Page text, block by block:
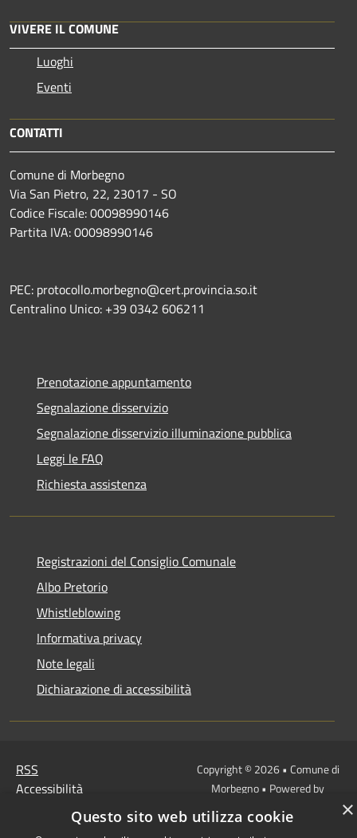
VIVERE IL COMUNE
Luoghi
Eventi
CONTATTI
Comune di Morbegno
Via San Pietro, 22, 23017 - SO
Codice Fiscale: 00098990146
Partita IVA: 00098990146
PEC: protocollo.morbegno@cert.provincia.so.it
Centralino Unico: +39 0342 606211
Prenotazione appuntamento
Segnalazione disservizio
Segnalazione disservizio illuminazione pubblica
Leggi le FAQ
Richiesta assistenza
Registrazioni del Consiglio Comunale
Albo Pretorio
Whistleblowing
Informativa privacy
Note legali
Dichiarazione di accessibilità
RSS
Accessibilità
Copyright © 2026 • Comune di
Morbegno • Powered by
Municipium •Accesso
redazione
×
Questo sito web utilizza cookie